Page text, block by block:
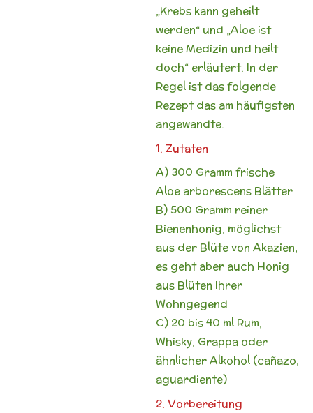
„Krebs kann geheilt
werden“ und „Aloe ist
keine Medizin und heilt
doch“ erläutert. In der
Regel ist das folgende
Rezept das am häufigsten
angewandte.
1. Zutaten
A) 300 Gramm frische
Aloe arborescens Blätter
B) 500 Gramm reiner
Bienenhonig, möglichst
aus der Blüte von Akazien,
es geht aber auch Honig
aus Blüten Ihrer
Wohngegend
C) 20 bis 40 ml Rum,
Whisky, Grappa oder
ähnlicher Alkohol (cañazo,
aguardiente)
2. Vorbereitung